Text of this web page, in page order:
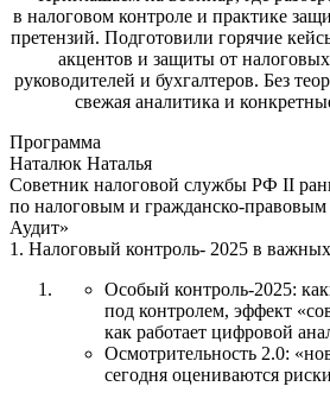
в налоговом контроле и практике
претензий. Подготовили горячие
акцентов и защиты от
руководителей и бухгалтеров. Без
свежая аналитика и
Программа
Наталюк Наталья
Советник налоговой службы РФ II
по налоговым и гражданско-
Аудит»
1. Налоговый контроль- 2025 в важных
Особый контроль-2025:
под контролем, эффект
как работает цифровой
Осмотрительность 2.0:
сегодня оцениваются